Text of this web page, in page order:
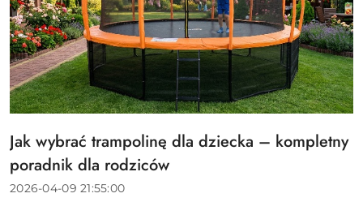
Tytuł
artykułu:
Jak wybrać trampolinę dla dziecka – kompletny
poradnik dla rodziców
Data
2026-04-09 21:55:00